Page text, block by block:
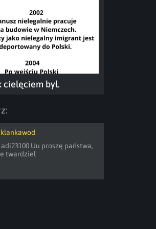
cielęciem był.
Uu proszę państwa,
twardziel